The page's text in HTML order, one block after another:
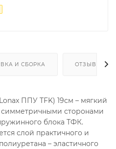
И СБОРКА ОТЗЫВЫ
ППУ TFK) 19см – мягкий
симметричными сторонами
блока ТФК.
слой практичного и
– эластичного